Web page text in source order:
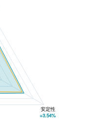
比較
安定性
+3.54%